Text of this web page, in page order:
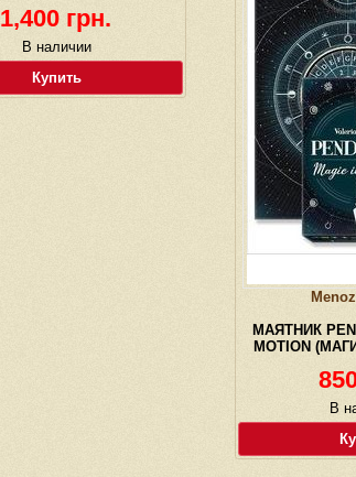
1,400 грн.
В наличии
Купить
МАЯТНИК
MOTION
В